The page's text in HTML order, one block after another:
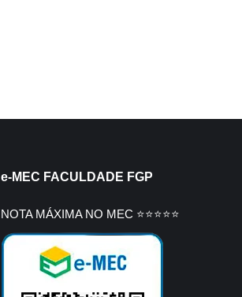
e-MEC FACULDADE FGP
NOTA MÁXIMA NO MEC ⭐⭐⭐⭐⭐